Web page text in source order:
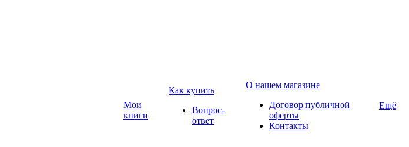
Мои
книги
Как купить
Вопрос-
ответ
О нашем магазине
Договор публичной
оферты
Контакты
Ещё